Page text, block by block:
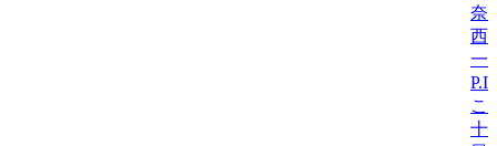
奈
西
一/
こ
十